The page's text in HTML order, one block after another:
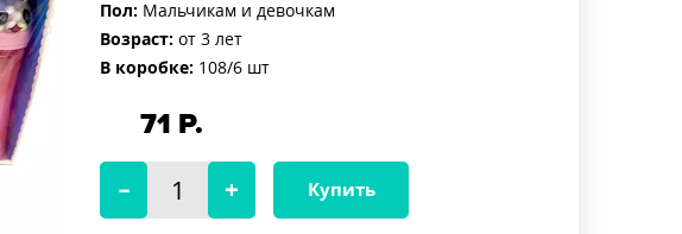
Пол: Мальчикам и девочкам
Возраст: от 3 лет
В коробке: 108/6 шт
71 Р.
Купить